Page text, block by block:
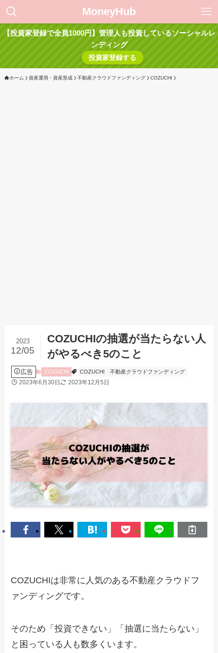
MoneyHub
【投資家登録で全員1000円】管理人も投資しているソーシャルレ
ンディング
投資家登録する
ホーム 資産運用・資産形成 不動産クラウドファンディング COZUCHI
COZUCHIの抽選が当たらない人
がやるべき5のこと
2023
12/05
広告 COZUCHI COZUCHI 不動産クラウドファンディング
2023年6月30日 2023年12月5日
COZUCHIは非常に人気のある不動産クラウドフ
ァンディングです。
そのため「投資できない」「抽選に当たらない」
と困っている人も数多くいます。